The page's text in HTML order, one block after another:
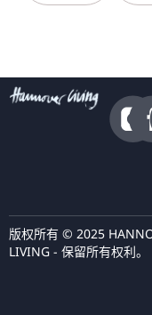
版权所有 © 2025
LIVING - 保留所有权利。